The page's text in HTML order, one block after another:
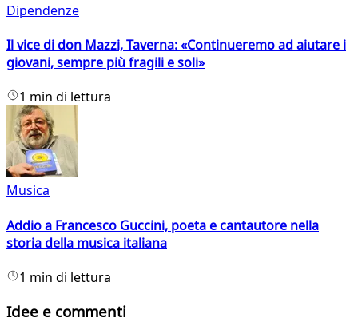
Dipendenze
Il vice di don Mazzi, Taverna: «Continueremo ad aiutare i
giovani, sempre più fragili e soli»
1 min di lettura
Musica
Addio a Francesco Guccini, poeta e cantautore nella
storia della musica italiana
1 min di lettura
Idee e commenti